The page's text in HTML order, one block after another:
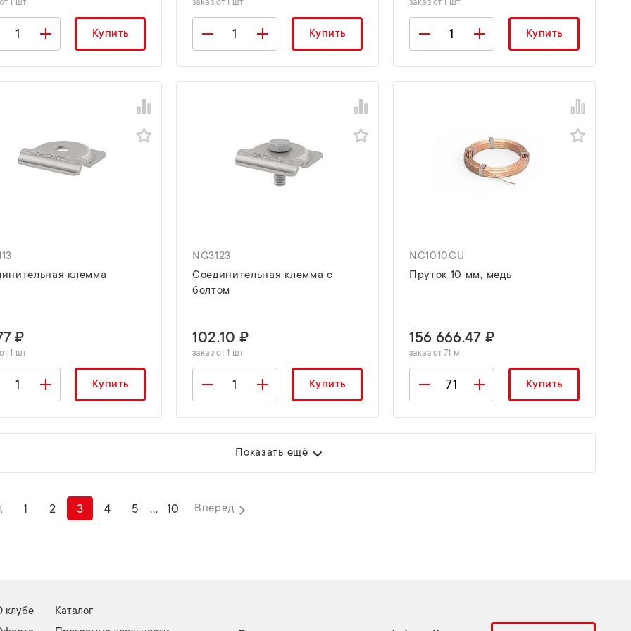
1 шт
Купить
заказ от 1 шт
Купить
заказ от 1 шт
Купить
клемма
₽
1 шт
Купить
NG3123
Соединительная клемма с
болтом
102.10 ₽
заказ от 1 шт
Купить
NC1010CU
Пруток 10 мм, медь
156 666.47 ₽
заказ от 71 м
Купить
Показать ещё
1 2 3 4 5 ... 10 Вперед
клубе
Каталог